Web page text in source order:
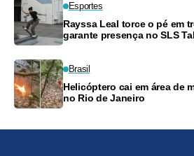
Esportes
Rayssa Leal torce o pé em
garante presença no SLS
Brasil
Helicóptero cai em área de
no Rio de Janeiro